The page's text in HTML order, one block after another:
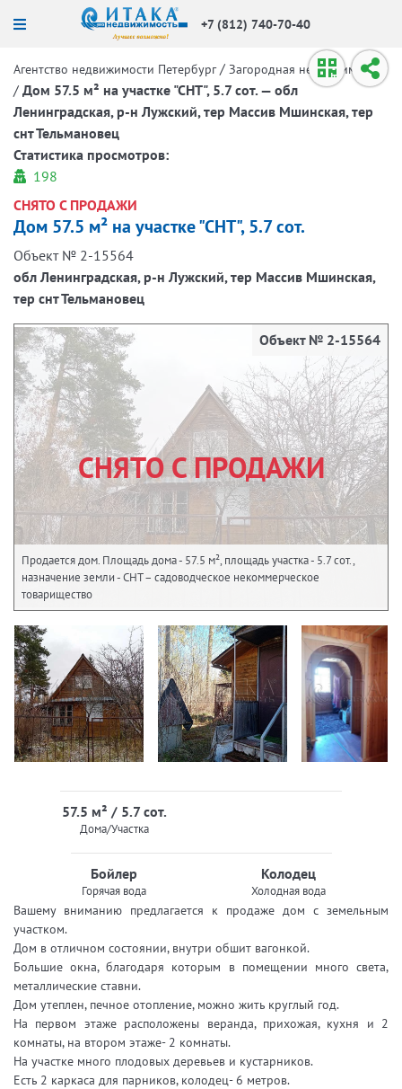
+7 (812) 740-70-40
Агентство недвижимости Петербург / Загородная недвижимость
/ Дом 57.5 м² на участке "СНТ", 5.7 сот. — обл
Ленинградская, р-н Лужский, тер Массив Мшинская, тер
снт Тельмановец
Статистика просмотров:
198
СНЯТО С ПРОДАЖИ
Дом 57.5 м² на участке "СНТ", 5.7 сот.
Объект № 2-15564
обл Ленинградская, р-н Лужский, тер Массив Мшинская,
тер снт Тельмановец
СНЯТО С ПРОДАЖИ
Объект № 2-15564
Продается дом. Площадь дома - 57.5 м², площадь участка - 5.7 сот.,
назначение земли - СНТ – садоводческое некоммерческое
товарищество
57.5 м² / 5.7 сот.
Дома/Участка
Бойлер
Горячая вода
Колодец
Холодная вода
Вашему вниманию предлагается к продаже дом с земельным
участком.
Дом в отличном состоянии, внутри обшит вагонкой.
Большие окна, благодаря которым в помещении много света,
металлические ставни.
Дом утеплен, печное отопление, можно жить круглый год.
На первом этаже расположены веранда, прихожая, кухня и 2
комнаты, на втором этаже- 2 комнаты.
На участке много плодовых деревьев и кустарников.
Есть 2 каркаса для парников, колодец- 6 метров.